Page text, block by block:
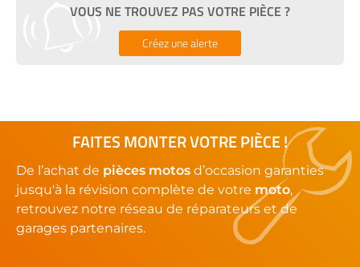
VOUS NE TROUVEZ PAS VOTRE PIÈCE ?
Créez une alerte
FAITES MONTER VOTRE PIÈCE !
De l’achat de pièces motos d’occasion garanties
jusqu'à la révision complète de votre moto,
retrouvez notre réseau de réparateurs et de
garages partenaires.